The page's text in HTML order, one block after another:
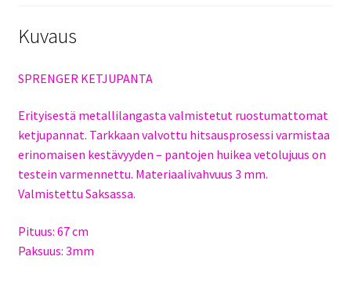
Kuvaus
SPRENGER KETJUPANTA
Erityisestä metallilangasta valmistetut ruostumattomat
ketjupannat. Tarkkaan valvottu hitsausprosessi varmistaa
erinomaisen kestävyyden – pantojen huikea vetolujuus on
testein varmennettu. Materiaalivahvuus 3 mm.
Valmistettu Saksassa.
Pituus: 67 cm
Paksuus: 3mm